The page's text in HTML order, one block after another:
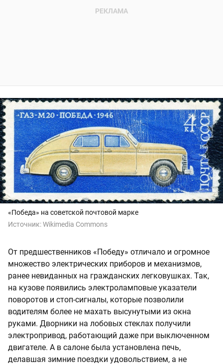
«Победа» на советской почтовой марке
Источник:Wikimedia Commons
От предшественников «Победу» отличало и огромное
множество электрических приборов и механизмов,
ранее невиданных на гражданских легковушках. Так,
на кузове появились электроламповые указатели
поворотов и стоп-сигналы, которые позволили
водителям более не махать высунутыми из окна
руками. Дворники на лобовых стеклах получили
электропривод, работающий даже при выключенном
двигателе. А в салоне была установлена печь,
делавшая зимние поездки удовольствием, а не